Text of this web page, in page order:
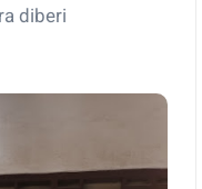
diberi